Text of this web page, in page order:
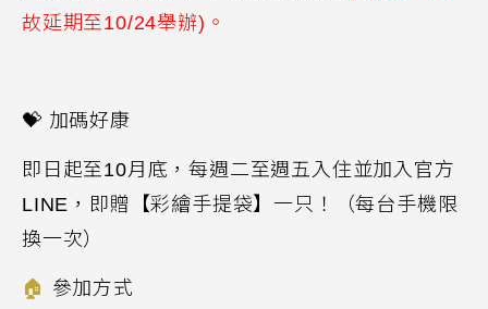
故延期至10/24舉辦)。
💝 加碼好康
即日起至10月底，每週二至週五入住並加入官方
LINE ，即贈【彩繪手提袋】一只！（每台手機限
換一次）
🏠 參加方式